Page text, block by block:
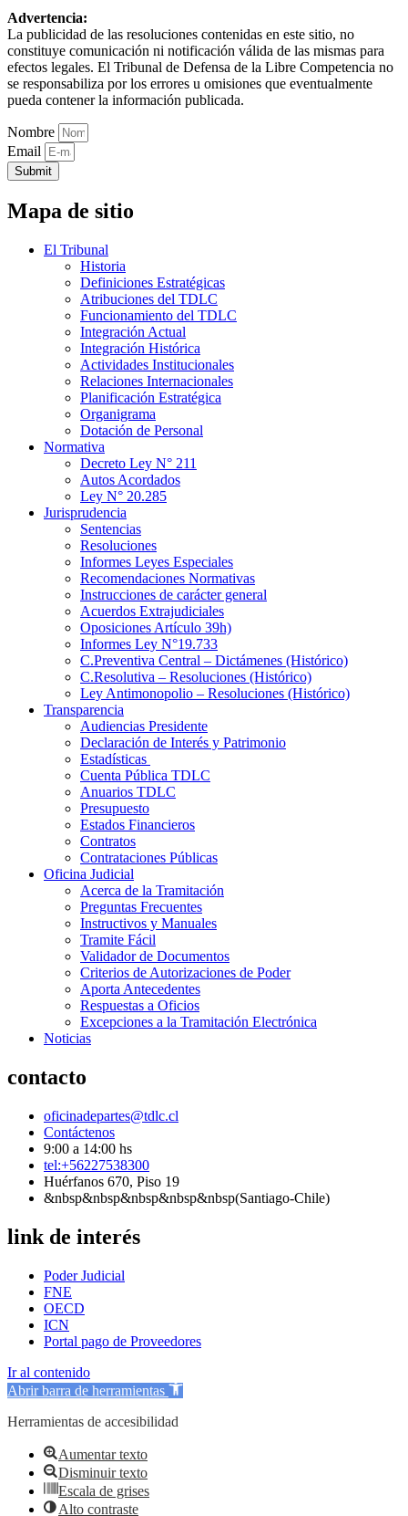
Advertencia:
La publicidad de las resoluciones contenidas en este sitio, no
constituye comunicación ni notificación válida de las mismas para
efectos legales. El Tribunal de Defensa de la Libre Competencia no
se responsabiliza por los errores u omisiones que eventualmente
pueda contener la información publicada.
Nombre
Email
Submit
Mapa de sitio
El Tribunal
Historia
Definiciones Estratégicas
Atribuciones del TDLC
Funcionamiento del TDLC
Integración Actual
Integración Histórica
Actividades Institucionales
Relaciones Internacionales
Planificación Estratégica
Organigrama
Dotación de Personal
Normativa
Decreto Ley N° 211
Autos Acordados
Ley N° 20.285
Jurisprudencia
Sentencias
Resoluciones
Informes Leyes Especiales
Recomendaciones Normativas
Instrucciones de carácter general
Acuerdos Extrajudiciales
Oposiciones Artículo 39h)
Informes Ley N°19.733
C.Preventiva Central – Dictámenes (Histórico)
C.Resolutiva – Resoluciones (Histórico)
Ley Antimonopolio – Resoluciones (Histórico)
Transparencia
Audiencias Presidente
Declaración de Interés y Patrimonio
Estadísticas
Cuenta Pública TDLC
Anuarios TDLC
Presupuesto
Estados Financieros
Contratos
Contrataciones Públicas
Oficina Judicial
Acerca de la Tramitación
Preguntas Frecuentes
Instructivos y Manuales
Tramite Fácil
Validador de Documentos
Criterios de Autorizaciones de Poder
Aporta Antecedentes
Respuestas a Oficios
Excepciones a la Tramitación Electrónica
Noticias
contacto
oficinadepartes@tdlc.cl
Contáctenos
9:00 a 14:00 hs
tel:+56227538300
Huérfanos 670, Piso 19
&nbsp&nbsp&nbsp&nbsp&nbsp(Santiago-Chile)
link de interés
Poder Judicial
FNE
OECD
ICN
Portal pago de Proveedores
Ir al contenido
Abrir barra de herramientas
Herramientas de accesibilidad
Aumentar texto
Disminuir texto
Escala de grises
Alto contraste